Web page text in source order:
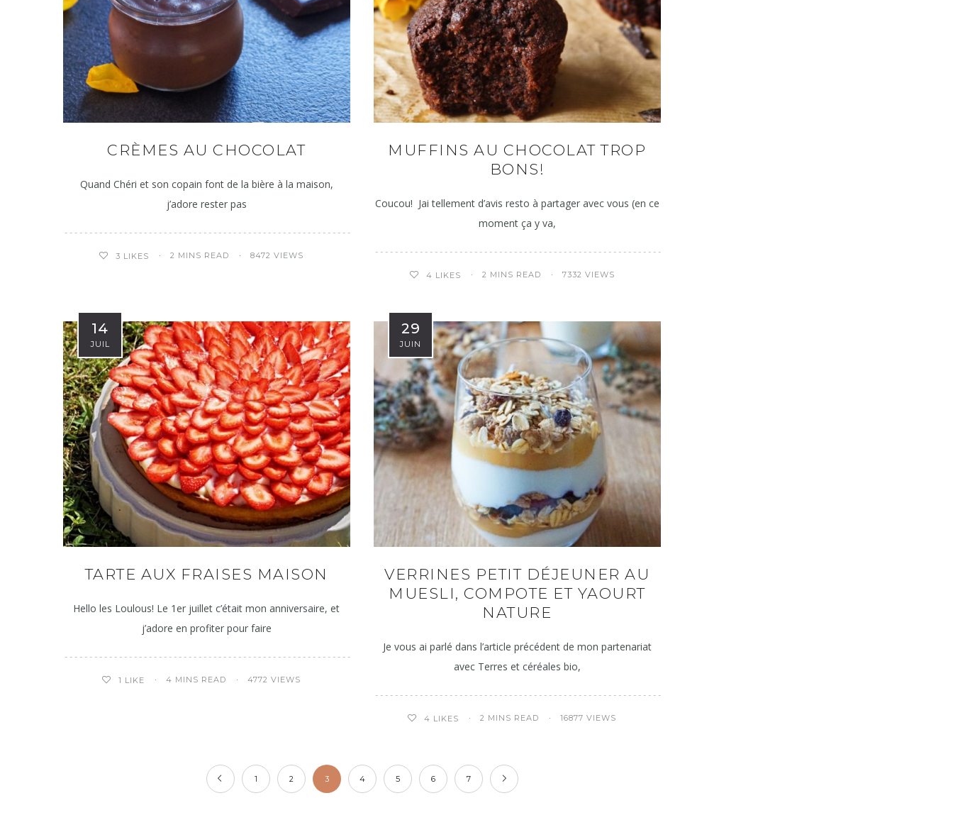
CRÈMES AU CHOCOLAT
Quand Chéri et son copain font de la bière à la maison,
j’adore rester pas
3 LIKES 2 MINS READ 8472 VIEWS
MUFFINS AU CHOCOLAT TROP
BONS!
Coucou! Jai tellement d’avis resto à partager avec vous (en ce
moment ça y va,
4 LIKES 2 MINS READ 7332 VIEWS
14
JUIL
TARTE AUX FRAISES MAISON
Hello les Loulous! Le 1er juillet c’était mon anniversaire, et
j’adore en profiter pour faire
1 LIKE 4 MINS READ 4772 VIEWS
29
JUIN
VERRINES PETIT DÉJEUNER AU
MUESLI, COMPOTE ET YAOURT
NATURE
Je vous ai parlé dans l’article précédent de mon partenariat
avec Terres et céréales bio,
4 LIKES 2 MINS READ 16877 VIEWS
1 2 3 4 5 6 7